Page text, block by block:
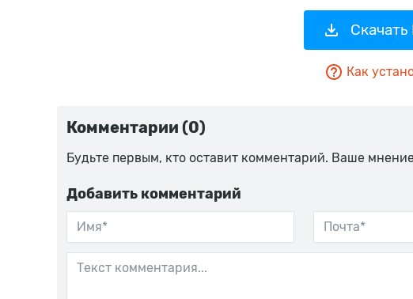
Как
Комментарии (0)
Будьте первым, кто оставит комментарий. Ваше
Добавить комментарий